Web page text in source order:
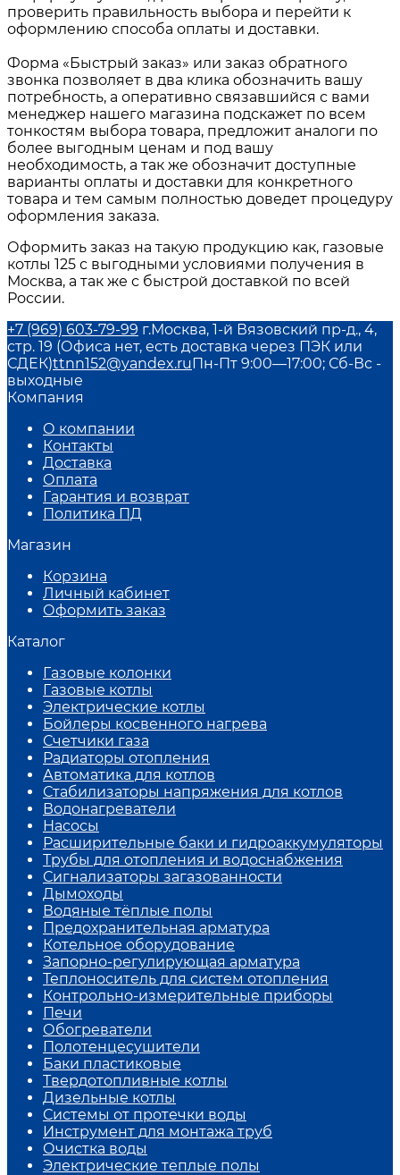
проверить правильность выбора и перейти к
оформлению способа оплаты и доставки.
Форма «Быстрый заказ» или заказ обратного
звонка позволяет в два клика обозначить вашу
потребность, а оперативно связавшийся с вами
менеджер нашего магазина подскажет по всем
тонкостям выбора товара, предложит аналоги по
более выгодным ценам и под вашу
необходимость, а так же обозначит доступные
варианты оплаты и доставки для конкретного
товара и тем самым полностью доведет процедуру
оформления заказа.
Оформить заказ на такую продукцию как, газовые
котлы 125 с выгодными условиями получения в
Москва, а так же с быстрой доставкой по всей
России.
+7 (969) 603-79-99 г.Москва, 1-й Вязовский пр-д., 4,
стр. 19 (Офиса нет, есть доставка через ПЭК или
СДЕК)ttnn152@yandex.ruПн-Пт 9:00—17:00; Сб-Вс -
выходные
Компания
О компании
Контакты
Доставка
Оплата
Гарантия и возврат
Политика ПД
Магазин
Корзина
Личный кабинет
Оформить заказ
Каталог
Газовые колонки
Газовые котлы
Электрические котлы
Бойлеры косвенного нагрева
Счетчики газа
Радиаторы отопления
Автоматика для котлов
Стабилизаторы напряжения для котлов
Водонагреватели
Насосы
Расширительные баки и гидроаккумуляторы
Трубы для отопления и водоснабжения
Сигнализаторы загазованности
Дымоходы
Водяные тёплые полы
Предохранительная арматура
Котельное оборудование
Запорно-регулирующая арматура
Теплоноситель для систем отопления
Контрольно-измерительные приборы
Печи
Обогреватели
Полотенцесушители
Баки пластиковые
Твердотопливные котлы
Дизельные котлы
Системы от протечки воды
Инструмент для монтажа труб
Очистка воды
Электрические теплые полы